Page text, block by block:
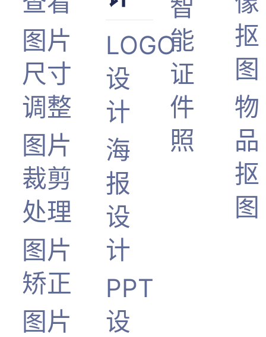
图片
尺寸
调整
图片
裁剪
处理
图片
矫正
图片
LOGO
设
计
海
报
设
计
PPT
设
智
能
证
件
照
抠
图
物
品
抠
图